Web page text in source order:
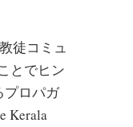
徒コミュ
とでヒン
プロパガ
Kerala